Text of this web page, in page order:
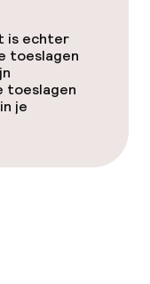
is echter
toeslagen
toeslagen
je